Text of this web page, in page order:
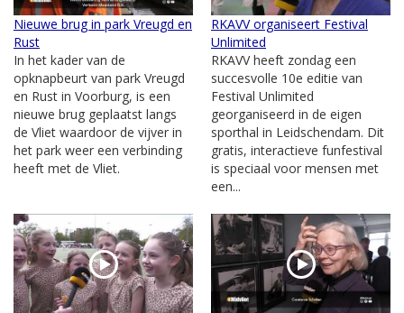
Nieuwe brug in park Vreugd en
Rust
In het kader van de
opknapbeurt van park Vreugd
en Rust in Voorburg, is een
nieuwe brug geplaatst langs
de Vliet waardoor de vijver in
het park weer een verbinding
heeft met de Vliet.
RKAVV organiseert Festival
Unlimited
RKAVV heeft zondag een
succesvolle 10e editie van
Festival Unlimited
georganiseerd in de eigen
sporthal in Leidschendam. Dit
gratis, interactieve funfestival
is speciaal voor mensen met
een...